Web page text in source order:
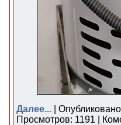
Далее... |
Просмотров: 1191 |